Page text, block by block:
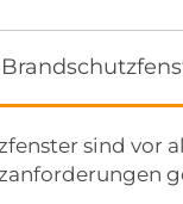
sind vor